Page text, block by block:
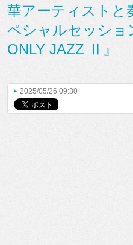
華アーティストと
ペシャルセッショ
ONLY JAZZ Ⅱ』
2025/05/26 09:30